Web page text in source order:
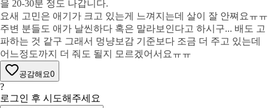
을 20-30분 정도 나갑니다.
요새 고민은 애기가 크고 있는게 느껴지는데 살이 잘 안쪄요ㅠㅠ
주변 분들도 애가 날씬하다 혹은 말라보인다고 하시구... 배도 고
파하는 것 같구 그래서 멍냥보감 기준보다 조금 더 주고 있는데
어느정도까지 더 줘도 될지 모르겠어서요ㅠㅠ
공감해요0
?
로그인 후 시도해주세요